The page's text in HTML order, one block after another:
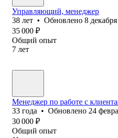
Управляющий, менеджер
38 лет • Обновлено 8
35 000 ₽
Общий опыт
7 лет
Менеджер по работе с
33 года • Обновлено 24
30 000 ₽
Общий опыт